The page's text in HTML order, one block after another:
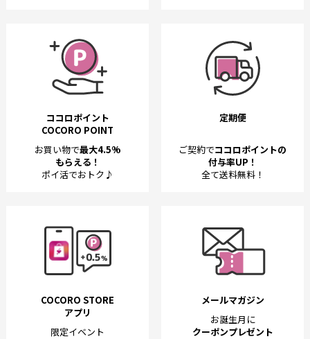
ココロポイント
COCORO POINT
お買い物で最大4.5%
もらえる！
ポイ活でおトク♪
定期便
ご契約でココロポイントの
付与率UP！
全て送料無料！
COCORO STORE
アプリ
限定イベント
メールマガジン
お誕生月に
クーポンプレゼント